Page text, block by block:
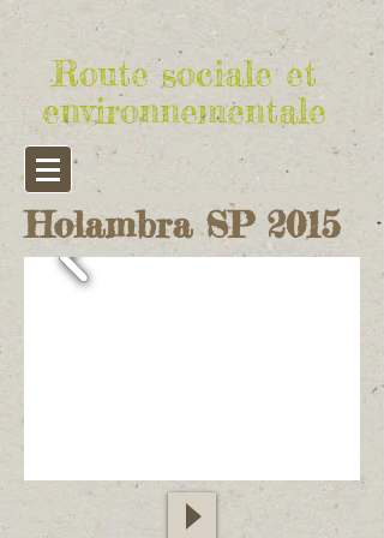
Route sociale et
environnementale
Holambra SP 2015